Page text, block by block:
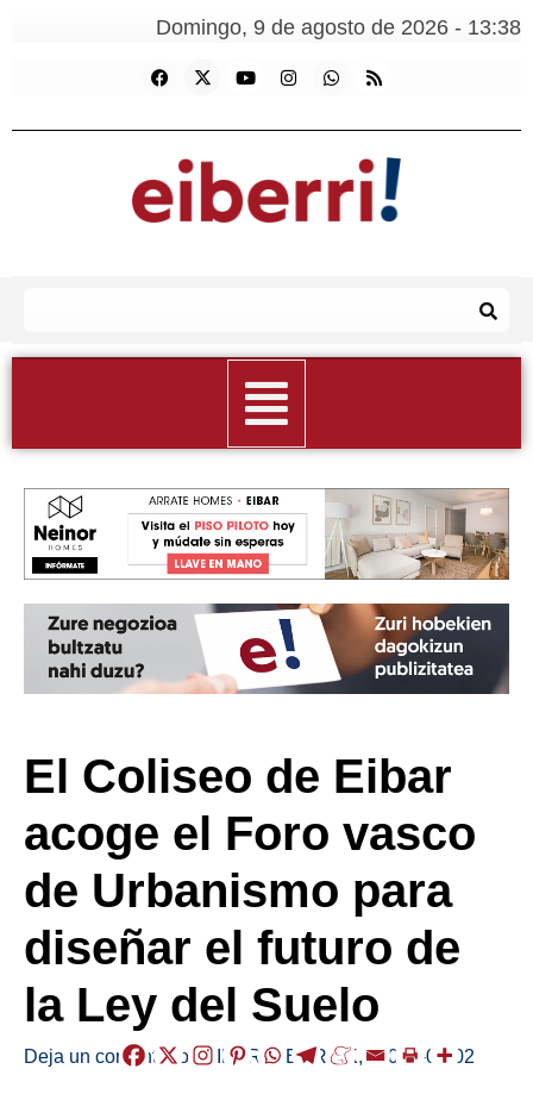
Domingo, 9 de agosto de 2026 - 13:38
El Coliseo de Eibar
acoge el Foro vasco
de Urbanismo para
diseñar el futuro de
la Ley del Suelo
Deja un comentario /EIBAR ,HERRIAK,/2026-06-02